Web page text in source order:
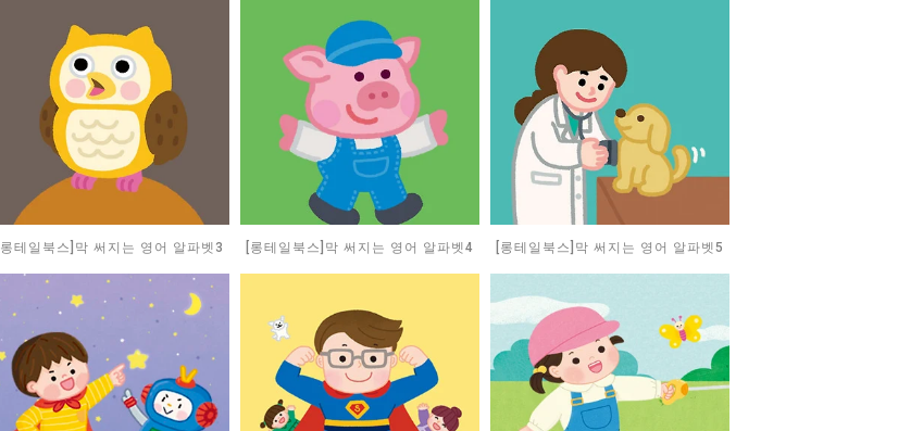
[롱테일북스]막 써지는 영어 알파벳3 [롱테일북스]막 써지는 영어 알파벳4 [롱테일북스]막 써지는 영어 알파벳5